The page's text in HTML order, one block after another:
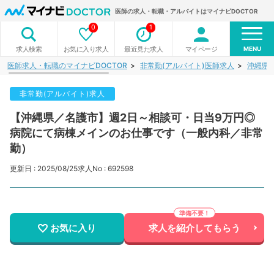
医師の求人・転職・アルバイトはマイナビDOCTOR
求人検索 お気に入り求人
0
最近見た求人
1
マイページ MENU
医師求人・転職のマイナビDOCTOR 非常勤(アルバイト)医師求人 沖縄県
非常勤(アルバイト)求人
【沖縄県／名護市】週2日～相談可・日当9万円◎
病院にて病棟メインのお仕事です（一般内科／非常
勤）
更新日 : 2025/08/25求人No : 692598
お気に入り 求人を紹介してもらう